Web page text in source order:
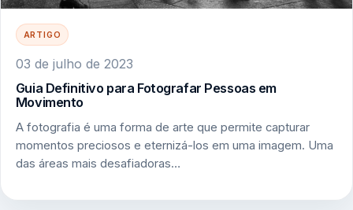
ARTIGO
03 de julho de 2023
Guia Definitivo para Fotografar Pessoas em
Movimento
A fotografia é uma forma de arte que permite capturar
momentos preciosos e eternizá-los em uma imagem. Uma
das áreas mais desafiadoras…